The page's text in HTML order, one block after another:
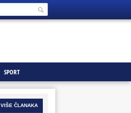
SPORT
VIŠE ČLANAKA